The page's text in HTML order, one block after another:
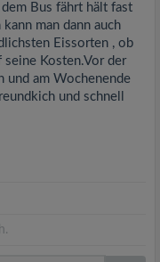
Bus fährt hält fast
man dann auch
Eissorten , ob
Kosten.Vor der
und am Wochenende
und schnell